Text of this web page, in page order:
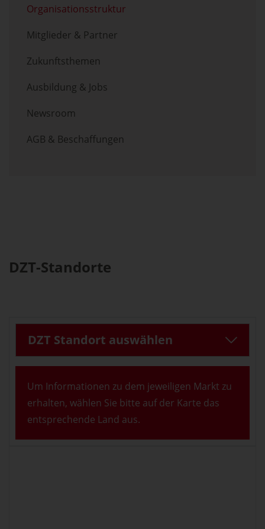
Organisationsstruktur
Mitglieder & Partner
Zukunftsthemen
Ausbildung & Jobs
Newsroom
AGB & Beschaffungen
DZT-Standorte
DZT Standort auswählen
Um Informationen zu dem jeweiligen Markt zu
erhalten, wählen Sie bitte auf der Karte das
entsprechende Land aus.